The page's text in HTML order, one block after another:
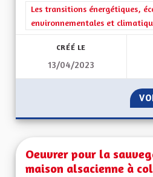
Filtrer les résultats de la
Les transitions énergétiques,
environnementales et
CRÉÉ LE
13/04/2023
Oeuvrer pour la
maison alsacienne à